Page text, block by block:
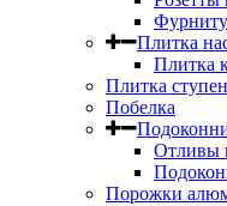
Плитка
Плитка
Плитка
Побелка
Отливы
Порожки